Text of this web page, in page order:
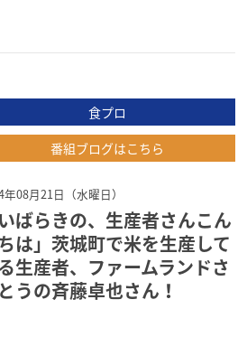
食プロ
番組ブログはこちら
年08月21日（水曜日）
いばらきの、生産者さんこん
は」茨城町で米を生産して
生産者、ファームランドさ
うの斉藤卓也さん！